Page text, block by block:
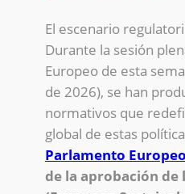
El escenario
Durante la sesión
Europeo de esta
de 2026), se han
normativos que
global de estas
Parlamento
de la aprobación de